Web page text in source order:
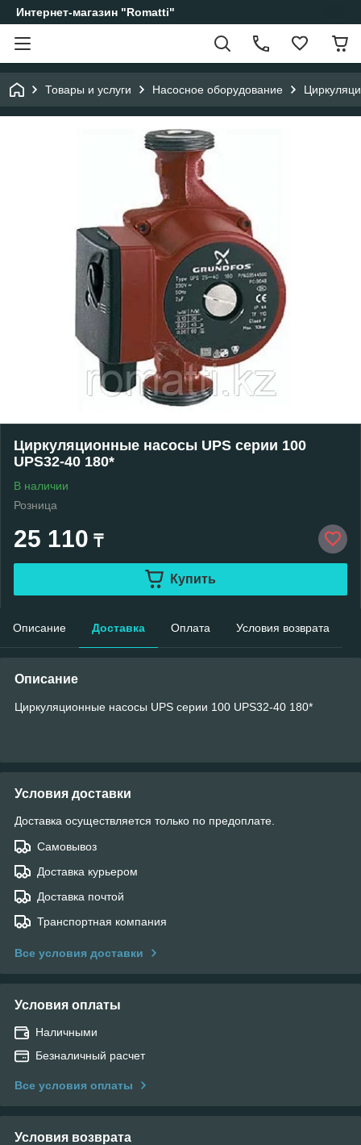
Интернет-магазин "Romatti"
Товары и услуги Насосное оборудование
Циркуляционные насосы UPS серии 100
UPS32-40 180*
В наличии
Розница
25 110 ₸
Купить
Описание Доставка Оплата Условия возврата
Описание
Циркуляционные насосы UPS серии 100 UPS32-40 180*
Условия доставки
Доставка осуществляется только по предоплате.
Самовывоз
Доставка курьером
Доставка почтой
Транспортная компания
Все условия доставки
Условия оплаты
Наличными
Безналичный расчет
Все условия оплаты
Условия возврата